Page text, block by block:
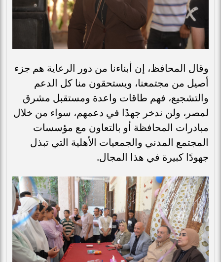
وقال المحافظ، إن أبناءنا من دور الرعاية هم جزء
أصيل من مجتمعنا، ويستحقون منا كل الدعم
والتشجيع، فهم طاقات واعدة ومستقبل مشرق
لمصر، ولن ندخر جهدًا في دعمهم، سواء من خلال
مبادرات المحافظة أو بالتعاون مع مؤسسات
المجتمع المدني والجمعيات الأهلية التي تبذل
جهودًا كبيرة في هذا المجال.